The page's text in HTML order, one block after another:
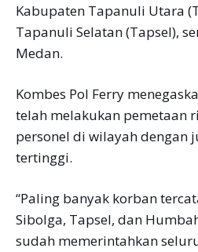
Kabupaten Tapanuli Utara
Tapanuli Selatan (Tapsel),
Medan.
Kombes Pol Ferry
telah melakukan pemetaan
personel di wilayah dengan
tertinggi.
“Paling banyak korban
Sibolga, Tapsel, dan
sudah memerintahkan